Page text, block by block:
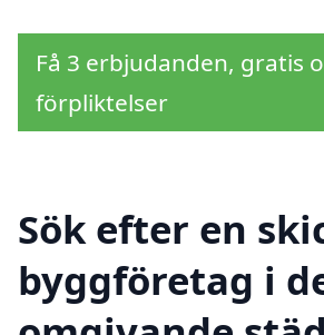
Få 3 erbjudanden, gratis
förpliktelser
Sök efter en
byggföretag i